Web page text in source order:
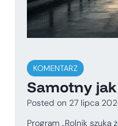
KOMENTARZ
Samotny
Posted on 27 lipca
Program „Rolnik szuka